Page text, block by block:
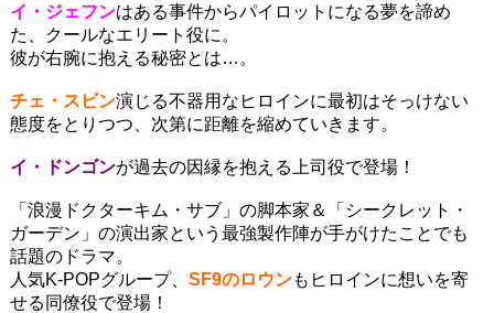
イ・ジェフンはある事件からパイロットになる夢を諦め
た、クールなエリート役に。
彼が右腕に抱える秘密とは…。
チェ・スビン演じる不器用なヒロインに最初はそっけない
態度をとりつつ、次第に距離を縮めていきます。
イ・ドンゴンが過去の因縁を抱える上司役で登場！
「浪漫ドクターキム・サブ」の脚本家＆「シークレット・
ガーデン」の演出家という最強製作陣が手がけたことでも
話題のドラマ。
人気K-POPグループ、 SF9のロウンもヒロインに想いを寄
せる同僚役で登場！